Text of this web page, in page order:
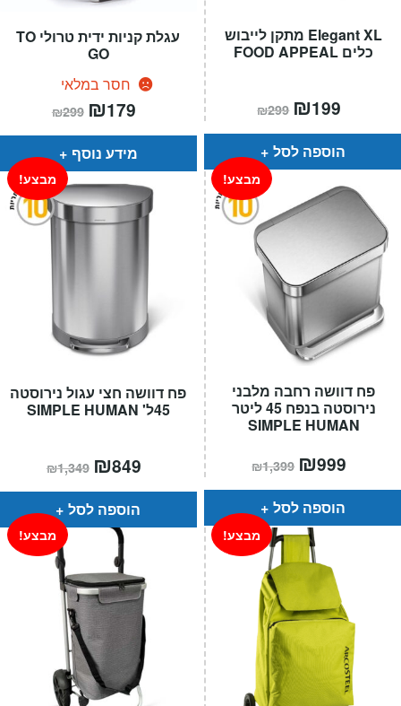
עגלת קניות ידית טרולי TO
GO
חסר במלאי
₪299 המחיר
המקורי
היה:
₪299.
₪179
הוא:
מידע נוסף
Elegant XL מתקן לייבוש
כלים FOOD APPEAL
₪299 המחיר
המקורי
היה:
₪299.
₪199
הוא:
הוספה לסל
פח דוושה חצי עגול נירוסטה
45ל' SIMPLE HUMAN
מבצע!
₪1,349 המחיר
המקורי
היה:
₪849
הוא:
הוספה לסל
פח דוושה רחבה מלבני
נירוסטה בנפח 45 ליטר
SIMPLE HUMAN
מבצע!
₪1,399 המחיר
המקורי
היה:
₪999
הוא:
הוספה לסל
מבצע! מבצע!